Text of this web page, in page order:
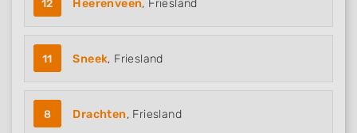
12 Heerenveen, Friesland
11 Sneek, Friesland
8 Drachten, Friesland